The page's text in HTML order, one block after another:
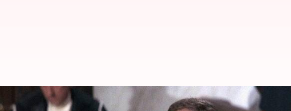
Rutin komedi Hollywood klasik yang abadi